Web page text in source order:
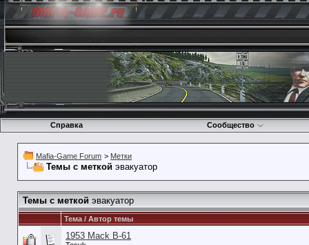
Справка Сообщество
Mafia-Game Forum > Метки
Темы с меткой эвакуатор
Темы с меткой эвакуатор
Тема / Автор темы
1953 Mack B-61